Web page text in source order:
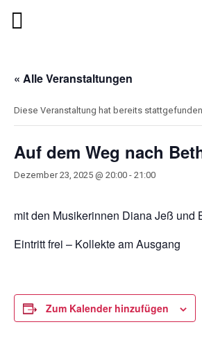
« Alle Veranstaltungen
Diese Veranstaltung hat bereits
Auf dem Weg nach
Dezember 23, 2025 @ 20:00 - 21:00
mit den Musikerinnen Diana Jeß und
Eintritt frei – Kollekte am Ausgang
Zum Kalender hinzufügen